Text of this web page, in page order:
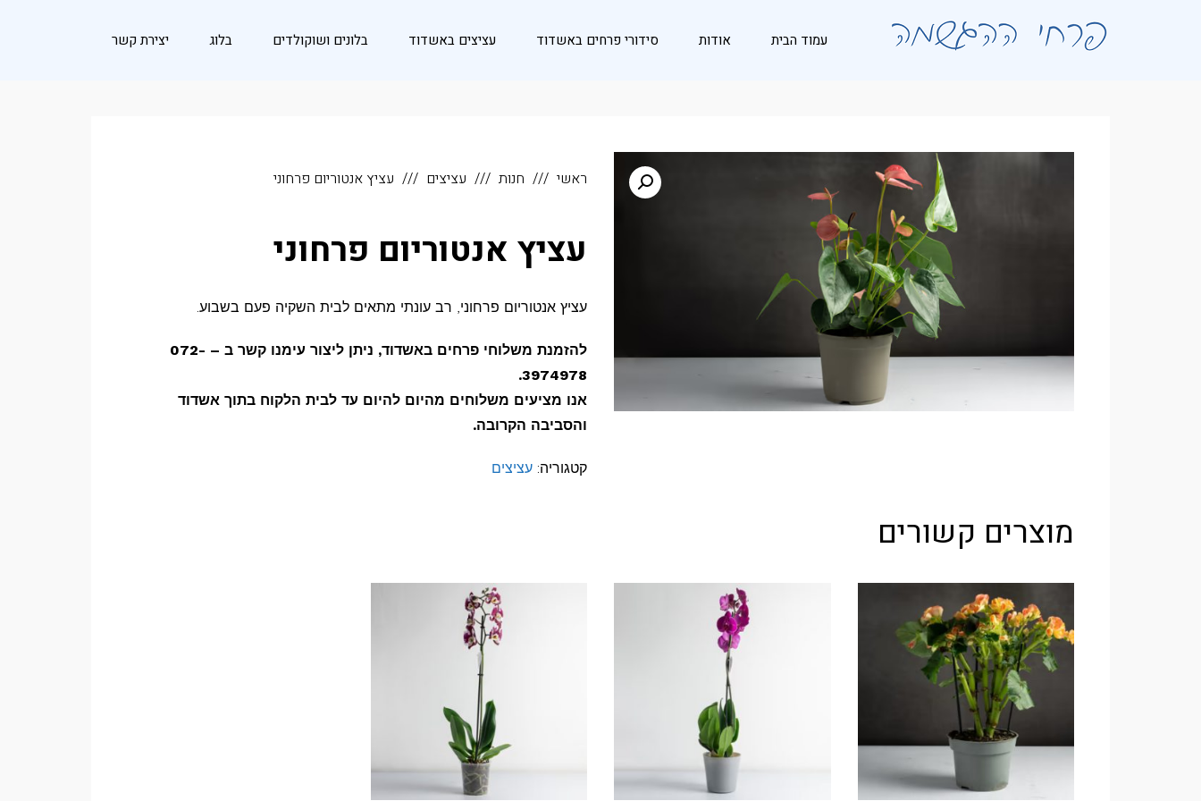
עמוד הבית אודות סידורי פרחים באשדוד עציצים באשדוד בלונים ושוקולדים בלוג יצירת קשר
ראשי חנות עציצים עציץ אנטוריום פרחוני
עציץ אנטוריום פרחוני
עציץ אנטוריום פרחוני, רב עונתי מתאים לבית השקיה פעם בשבוע.
להזמנת משלוחי פרחים באשדוד, ניתן ליצור עימנו קשר ב – 072-
3974978.
אנו מציעים משלוחים מהיום להיום עד לבית הלקוח בתוך אשדוד
והסביבה הקרובה.
קטגוריה: עציצים
מוצרים קשורים